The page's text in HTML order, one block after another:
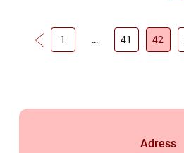
1 … 41 42
Adress